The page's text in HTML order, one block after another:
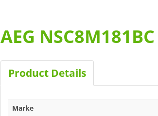
AEG NSC8M181BC
Product Details
Marke